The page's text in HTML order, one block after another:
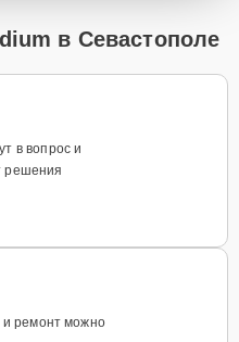
в Севастополе
в вопрос и
решения
и ремонт можно